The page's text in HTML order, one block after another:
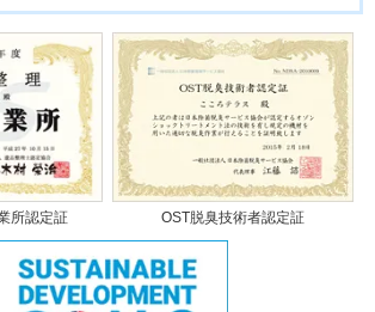
所認定証 OST脱臭技術者認定証